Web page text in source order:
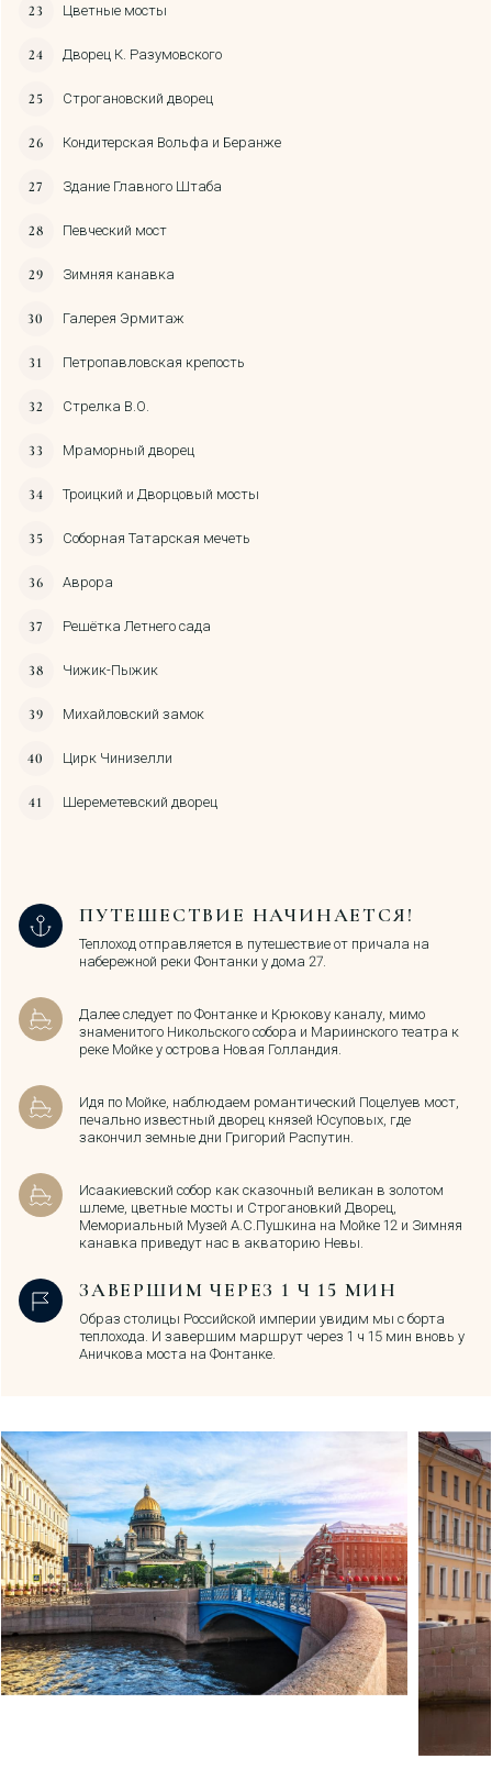
Цветные мосты
Дворец К. Разумовского
Строгановский дворец
Кондитерская Вольфа и Беранже
Здание Главного Штаба
Певческий мост
Зимняя канавка
Галерея Эрмитаж
Петропавловская крепость
Стрелка В.О.
Мраморный дворец
Троицкий и Дворцовый мосты
Соборная Татарская мечеть
Аврора
Решётка Летнего сада
Чижик-Пыжик
Михайловский замок
Цирк Чинизелли
Шереметевский дворец
ПУТЕШЕСТВИЕ НАЧИНАЕТСЯ!
Теплоход отправляется в путешествие от причала на
набережной реки Фонтанки у дома 27.
Далее следует по Фонтанке и Крюкову каналу, мимо
знаменитого Никольского собора и Мариинского театра к
реке Мойке у острова Новая Голландия.
Идя по Мойке, наблюдаем романтический Поцелуев мост,
печально известный дворец князей Юсуповых, где
закончил земные дни Григорий Распутин.
Исаакиевский собор как сказочный великан в золотом
шлеме, цветные мосты и Строгановкий Дворец,
Мемориальный Музей А.С.Пушкина на Мойке 12 и Зимняя
канавка приведут нас в акваторию Невы.
ЗАВЕРШИМ ЧЕРЕЗ 1 Ч 15 МИН
Образ столицы Российской империи увидим мы с борта
теплохода. И завершим маршрут через 1 ч 15 мин вновь у
Аничкова моста на Фонтанке.